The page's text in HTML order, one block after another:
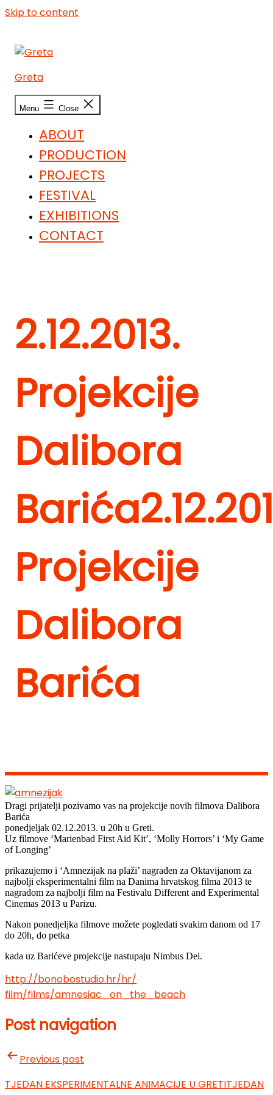
Skip to content
Greta
Menu Close
ABOUT
PRODUCTION
PROJECTS
FESTIVAL
EXHIBITIONS
CONTACT
2.12.2013.
Projekcije
Dalibora
Barića
Projekcije
Dalibora
Barića
Dragi prijatelji pozivamo vas na projekcije novih filmova Dalibora
Barića
ponedjeljak 02.12.2013. u 20h u Greti.
Uz filmove ‘Marienbad First Aid Kit’, ‘Molly Horrors’ i ‘My Game
of Longing’
prikazujemo i ‘Amnezijak na plaži’ nagrađen za Oktavijanom za
najbolji eksperimentalni film na Danima hrvatskog filma 2013 te
nagradom za najbolji film na Festivalu Different and Experimental
Cinemas 2013 u Parizu.
Nakon ponedjeljka filmove možete pogledati svakim danom od 17
do 20h, do petka
kada uz Barićeve projekcije nastupaju Nimbus Dei.
http://bonobostudio.hr/hr/
film/films/amnesiac_on_the_ beach
Post navigation
Previous post
TJEDAN EKSPERIMENTALNE ANIMACIJE U GRETITJEDAN